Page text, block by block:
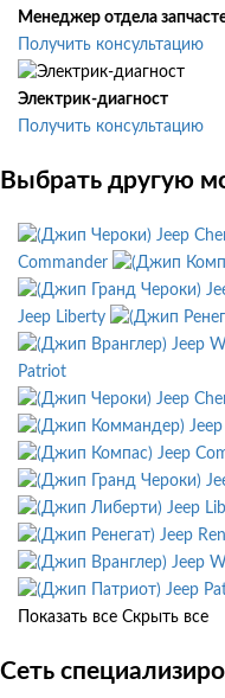
Менеджер отдела
Получить консультацию
Электрик-диагност
Получить консультацию
Выбрать другую
Jeep
Commander
Jeep Liberty
Jeep
Patriot
Jeep
Jeep
Jeep
Jeep
Jeep
Jeep
Показать все Скрыть все
Сеть